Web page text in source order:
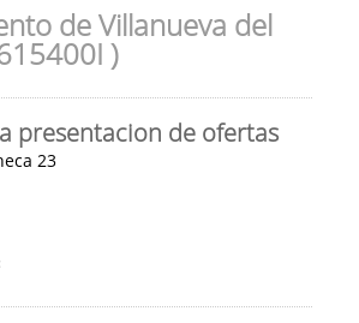
de Villanueva del
)
presentacion de ofertas
23